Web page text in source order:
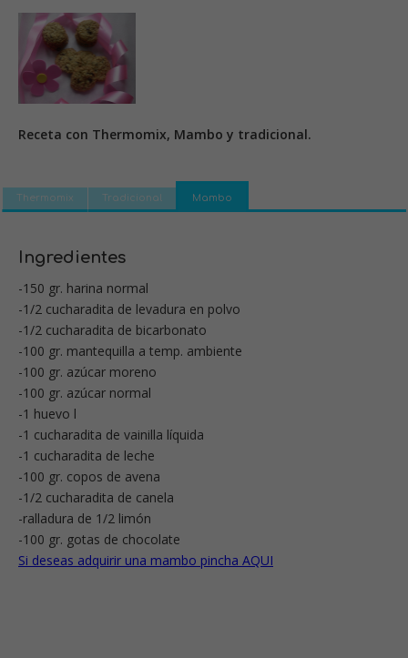
Receta con Thermomix, Mambo y tradicional.
Thermomix Tradicional Mambo
Ingredientes
-150 gr. harina normal
-1/2 cucharadita de levadura en polvo
-1/2 cucharadita de bicarbonato
-100 gr. mantequilla a temp. ambiente
-100 gr. azúcar moreno
-100 gr. azúcar normal
-1 huevo l
-1 cucharadita de vainilla líquida
-1 cucharadita de leche
-100 gr. copos de avena
-1/2 cucharadita de canela
-ralladura de 1/2 limón
-100 gr. gotas de chocolate
Si deseas adquirir una mambo pincha AQUI